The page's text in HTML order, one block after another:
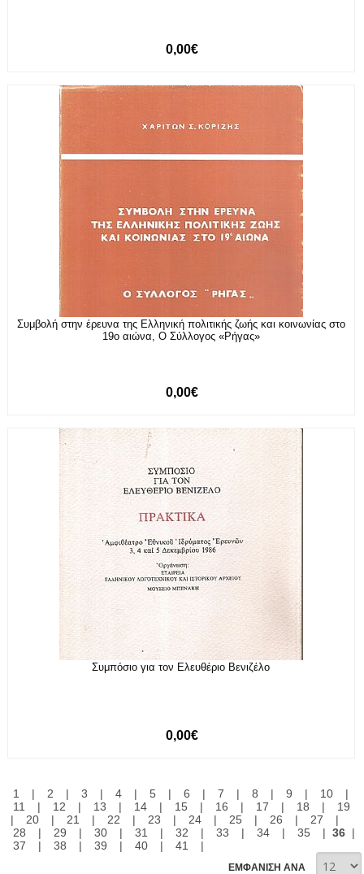
0,00€
Συμβολή στην έρευνα της Ελληνική πολιτικής ζωής και κοινωνίας στο
19ο αιώνα, Ο Σύλλογος «Ρήγας»
0,00€
Συμπόσιο για τον Ελευθέριο Βενιζέλο
0,00€
1 | 2 | 3 | 4 | 5 | 6 | 7 | 8 | 9 | 10
|
11
| 12 | 13 | 14 | 15 | 16 | 17 | 18 |
19
|
20 | 21 | 22 | 23 | 24 | 25 | 26 | 27
|
28
| 29 | 30 | 31 | 32 | 33 | 34 | 35 | 36|
37
| 38 | 39 | 40 | 41 |
ΕΜΦΑΝΙΣΗ ΑΝΑ